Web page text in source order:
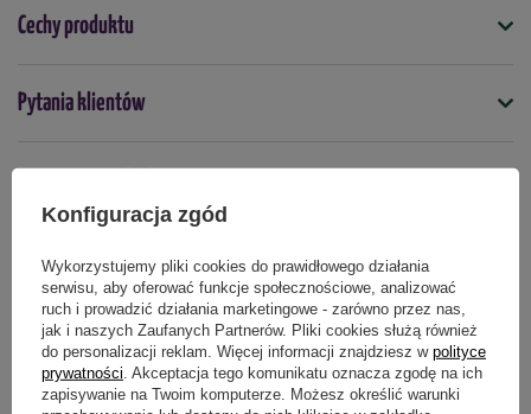
Cechy produktu
Symbol
5903772170535
Termin sadzenia
Pytania klientów
Produkty powiązane
Konfiguracja zgód
Wykorzystujemy pliki cookies do prawidłowego działania
serwisu, aby oferować funkcje społecznościowe, analizować
ruch i prowadzić działania marketingowe - zarówno przez nas,
jak i naszych Zaufanych Partnerów. Pliki cookies służą również
do personalizacji reklam. Więcej informacji znajdziesz w polityce
prywatności . Akceptacja tego komunikatu oznacza zgodę na ich
zapisywanie na Twoim komputerze. Możesz określić warunki